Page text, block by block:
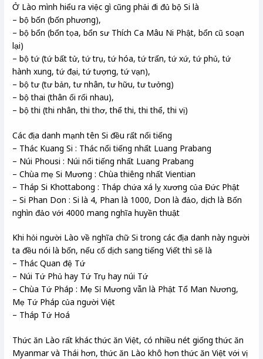
Ở Lào mình hiểu ra việc gì cũng phải đi đủ bộ Si là
– bộ bốn (bốn phương),
– bộ bổn (bổn tọa, bổn sư Thích Ca Mâu Ni Phật, bổn cũ soạn
lại)
– bộ tứ (tứ bất tử, tứ trụ, tứ hóa, tứ trấn, tứ xứ, tứ phủ, tứ
hành xung, tứ đại, tứ tượng, tứ vạn),
– bộ tư (tư bản, tư nhân, tư hữu, tư tưởng)
– bộ thai (thân ối rối nhau),
– bộ thi (thi nhân, thi thơ, thể thi, thi thể, thi vị)
Các địa danh mạnh tên Si đều rất nổi tiếng
– Thác Kuang Si : Thác nổi tiếng nhất Luang Prabang
– Núi Phousi : Núi nổi tiếng nhất Luang Prabang
– Chùa mẹ Si Mương : Chùa thiêng nhất Vientian
– Tháp Si Khottabong : Tháp chứa xá lỵ xương của Đức Phật
– Si Phan Don : Si là 4, Phan là 1000, Don là đảo, dịch là Bốn
nghìn đảo với 4000 mang nghĩa huyền thuật
Khi hỏi người Lào về nghĩa chữ Si trong các địa danh này người
ta đều nói là bốn, nếu cố dịch sang tiếng Viết thì sẽ là
– Thác Quan đệ Tứ
– Núi Tứ Phủ hay Tứ Trụ hay núi Tứ
– Chùa Tứ Pháp : Mẹ Sỉ Mương vẫn là Phật Tổ Man Nương,
Mẹ Tứ Pháp của người Việt
– Tháp Tứ Hoá
Thức ăn Lào rất khác thức ăn Việt, có nhiều nét giống thức ăn
Myanmar và Thái hơn, thức ăn Lào khô hơn thức ăn Việt với vị